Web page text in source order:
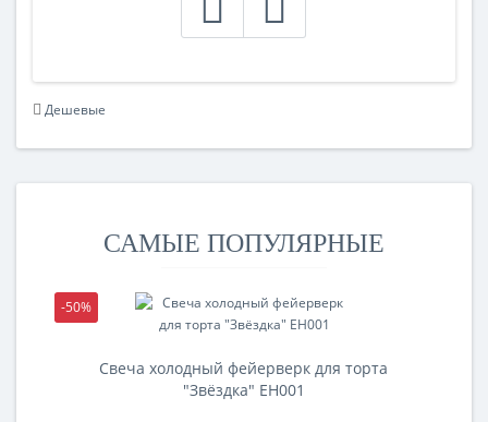
Дешевые
САМЫЕ ПОПУЛЯРНЫЕ
-50%
Свеча холодный фейерверк для торта
"Звёздка" EH001